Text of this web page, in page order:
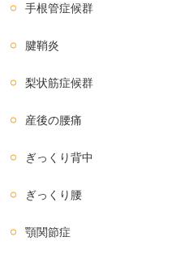
手根管症候群
腱鞘炎
梨状筋症候群
産後の腰痛
ぎっくり背中
ぎっくり腰
顎関節症